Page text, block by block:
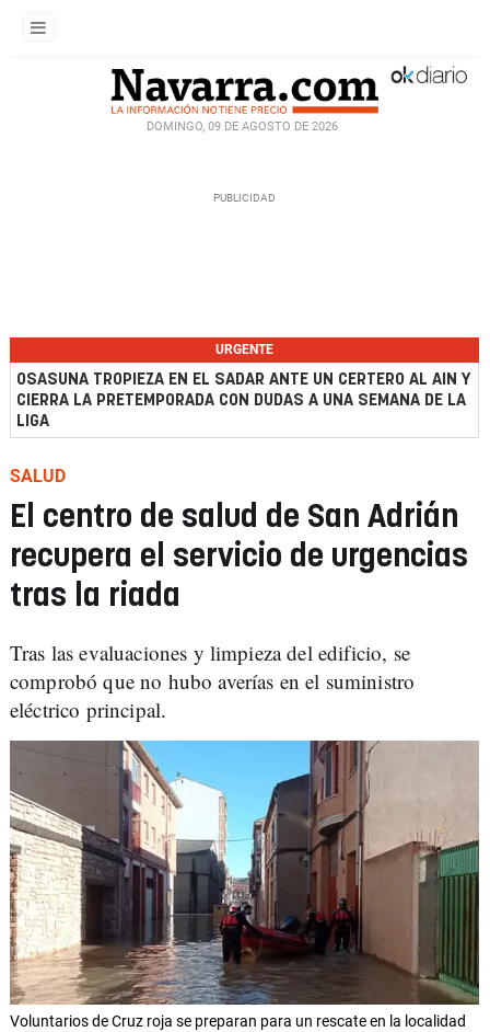
DOMINGO, 09 DE AGOSTO DE 2026
URGENTE
OSASUNA TROPIEZA EN EL SADAR ANTE UN CERTERO AL AIN Y
CIERRA LA PRETEMPORADA CON DUDAS A UNA SEMANA DE LA
LIGA
SALUD
El centro de salud de San Adrián
recupera el servicio de urgencias
tras la riada
Tras las evaluaciones y limpieza del edificio, se
comprobó que no hubo averías en el suministro
eléctrico principal.
Voluntarios de Cruz roja se preparan para un rescate en la localidad